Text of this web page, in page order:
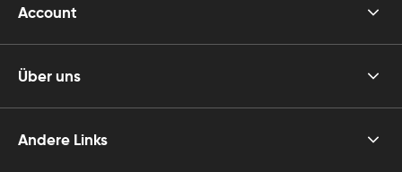
Account
Über uns
Andere Links